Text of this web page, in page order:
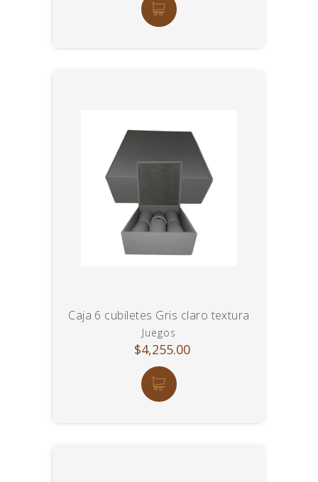
Caja 6 cubiletes Gris claro textura
Juegos
$4,255.00